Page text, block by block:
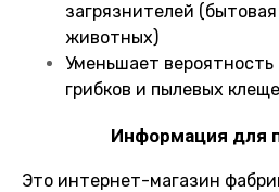
загрязнителей
животных)
Уменьшает
грибков и пылевых
Информация для
Это интернет-магазин